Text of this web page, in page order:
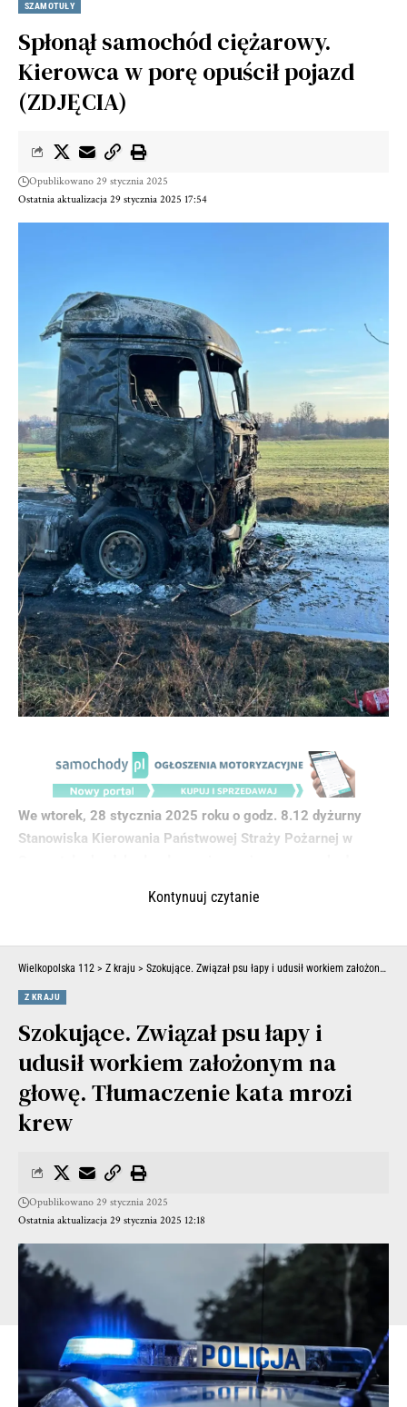
SZAMOTUŁY
Spłonął samochód ciężarowy.
Kierowca w porę opuścił pojazd
(ZDJĘCIA)
Ostatnia aktualizacja 29 stycznia 2025 17:54
Opublikowano 29 stycznia 2025
We wtorek, 28 stycznia 2025 roku o godz. 8.12 dyżurny
Stanowiska Kierowania Państwowej Straży Pożarnej w
Dyżurny Operacyjny Powiatu natychmiast do zdarzenia
zadysponował jeden zastęp z Jednostki Ratowniczo-
Gaśniczej w Szamotułach, jeden zastęp OSP Kaźmierz, OSP
Kontynuuj czytanie
Wielkopolska 112 > Z kraju > Szokujące. Związał psu łapy i udusił workiem założonym na głowę. Tłumaczenie kata mrozi krew
Z KRAJU
Szokujące. Związał psu łapy i
udusił workiem założonym na
głowę. Tłumaczenie kata mrozi
krew
Ostatnia aktualizacja 29 stycznia 2025 12:18
Opublikowano 29 stycznia 2025